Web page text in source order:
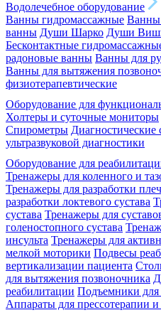
Водолечебное оборудование
Ванны гидромассажные Ванны
ванны Души Шарко Души
Бесконтактные
радоновые ванны Ванны для
Ванны для вытяжения
физиотерапевтические
Оборудование для
Холтеры и суточные мониторы
Спирометры Диагностические
ультразвуковой диагностики
Оборудование для
Тренажеры для коленного и
Тренажеры для разработки
разработки локтевого сустава
сустава Тренажеры для
голеностопного сустава
инсульта Тренажеры для
мелкой моторики Подвесы
вертикализации пациента
для вытяжения позвоночника
реабилитации Подъемники для
Аппараты для прессотерапии